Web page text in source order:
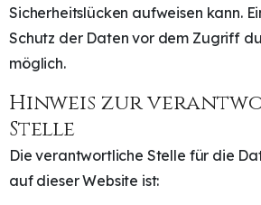
Sicherheitslücken aufweisen kann.
Schutz der Daten vor dem Zugriff
möglich.
Hinweis zur
Stelle
Die verantwortliche Stelle für die
auf dieser Website ist: